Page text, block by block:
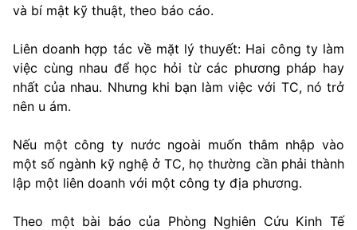
và bí mật kỹ thuật, theo báo cáo.
Liên doanh hợp tác về mặt lý thuyết: Hai công ty làm
việc cùng nhau để học hỏi từ các phương pháp hay
nhất của nhau. Nhưng khi bạn làm việc với TC, nó trở
nên u ám.
Nếu một công ty nước ngoài muốn thâm nhập vào
một số ngành kỹ nghệ ở TC, họ thường cần phải thành
lập một liên doanh với một công ty địa phương.
Theo một bài báo của Phòng Nghiên Cứu Kinh Tế